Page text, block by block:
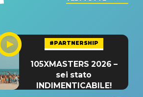
#PARTNERSHIP
105XMASTERS 2026 –
sei stato
INDIMENTICABILE!